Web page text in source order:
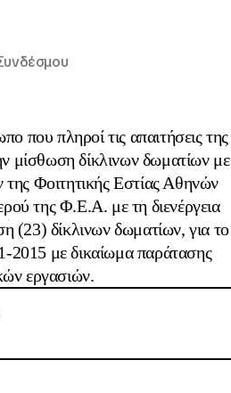
που πληροί τις απαιτήσεις της
μίσθωση δίκλινων δωματίων με
Φοιτητικής Εστίας Αθηνών
της Φ.Ε.Α. με τη διενέργεια
(23) δίκλινων δωματίων, για το
2015 με δικαίωμα παράτασης
εργασιών.